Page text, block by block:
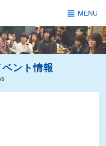
MENU
ント情報